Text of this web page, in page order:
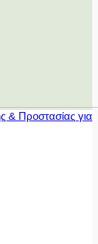
& Προστασίας για